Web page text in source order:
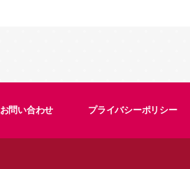
お問い合わせ プライバシーポリシー